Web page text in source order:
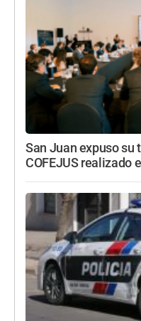
San Juan expuso su
COFEJUS realizado